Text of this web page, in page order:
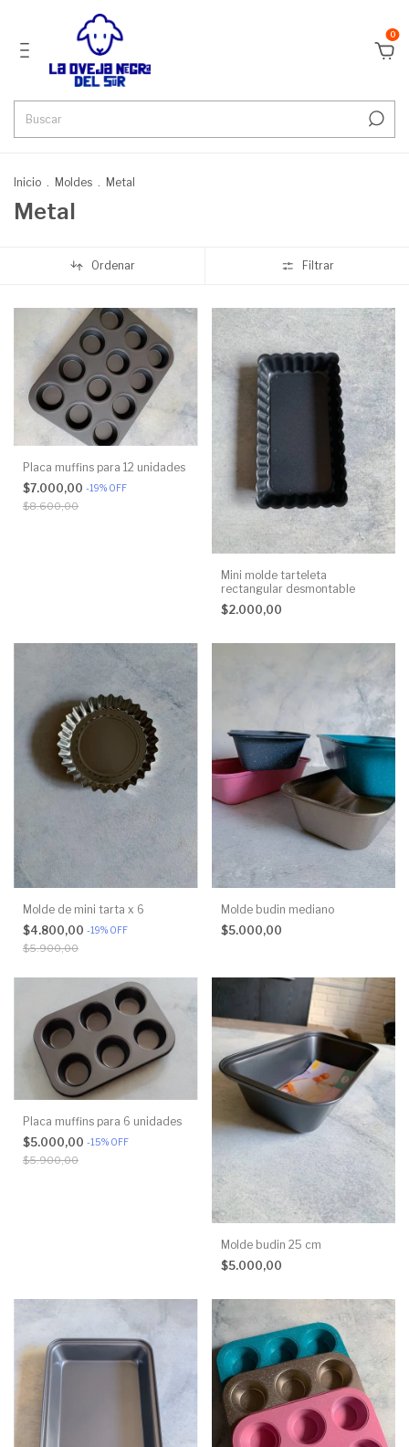
0
Inicio . Moldes . Metal
Metal
Ordenar Filtrar
Placa muffins para 12 unidades
$7.000,00 -19% OFF
$8.600,00
Mini molde tarteleta
rectangular desmontable
$2.000,00
Molde de mini tarta x 6
$4.800,00 -19% OFF
$5.900,00
Molde budin mediano
$5.000,00
Placa muffins para 6 unidades
$5.000,00 -15% OFF
$5.900,00
Molde budin 25 cm
$5.000,00